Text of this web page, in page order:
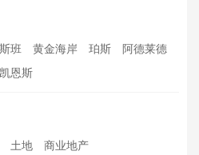
班 黄金海岸 珀斯
阿德莱德
凯恩斯
土地 商业地产